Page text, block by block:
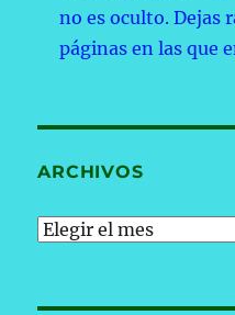
no es oculto. Dejas
páginas en las que
ARCHIVOS
Archivos